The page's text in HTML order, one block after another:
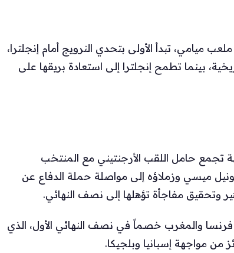
على ملعب ميامي، تبدأ الأولى بتحدي النرويج أمام إنجلترا،
بينما تطمح إنجلترا إلى استعادة بريقها على
تجمع حامل اللقب الأرجنتيني مع المنتخب
ميسي وزملاؤه إلى مواصلة حملة الدفاع عن
وتحقيق مفاجأة تؤهلها إلى نصف النهائي.
فرنسا والمغرب خصماً في نصف النهائي الأول، الذي